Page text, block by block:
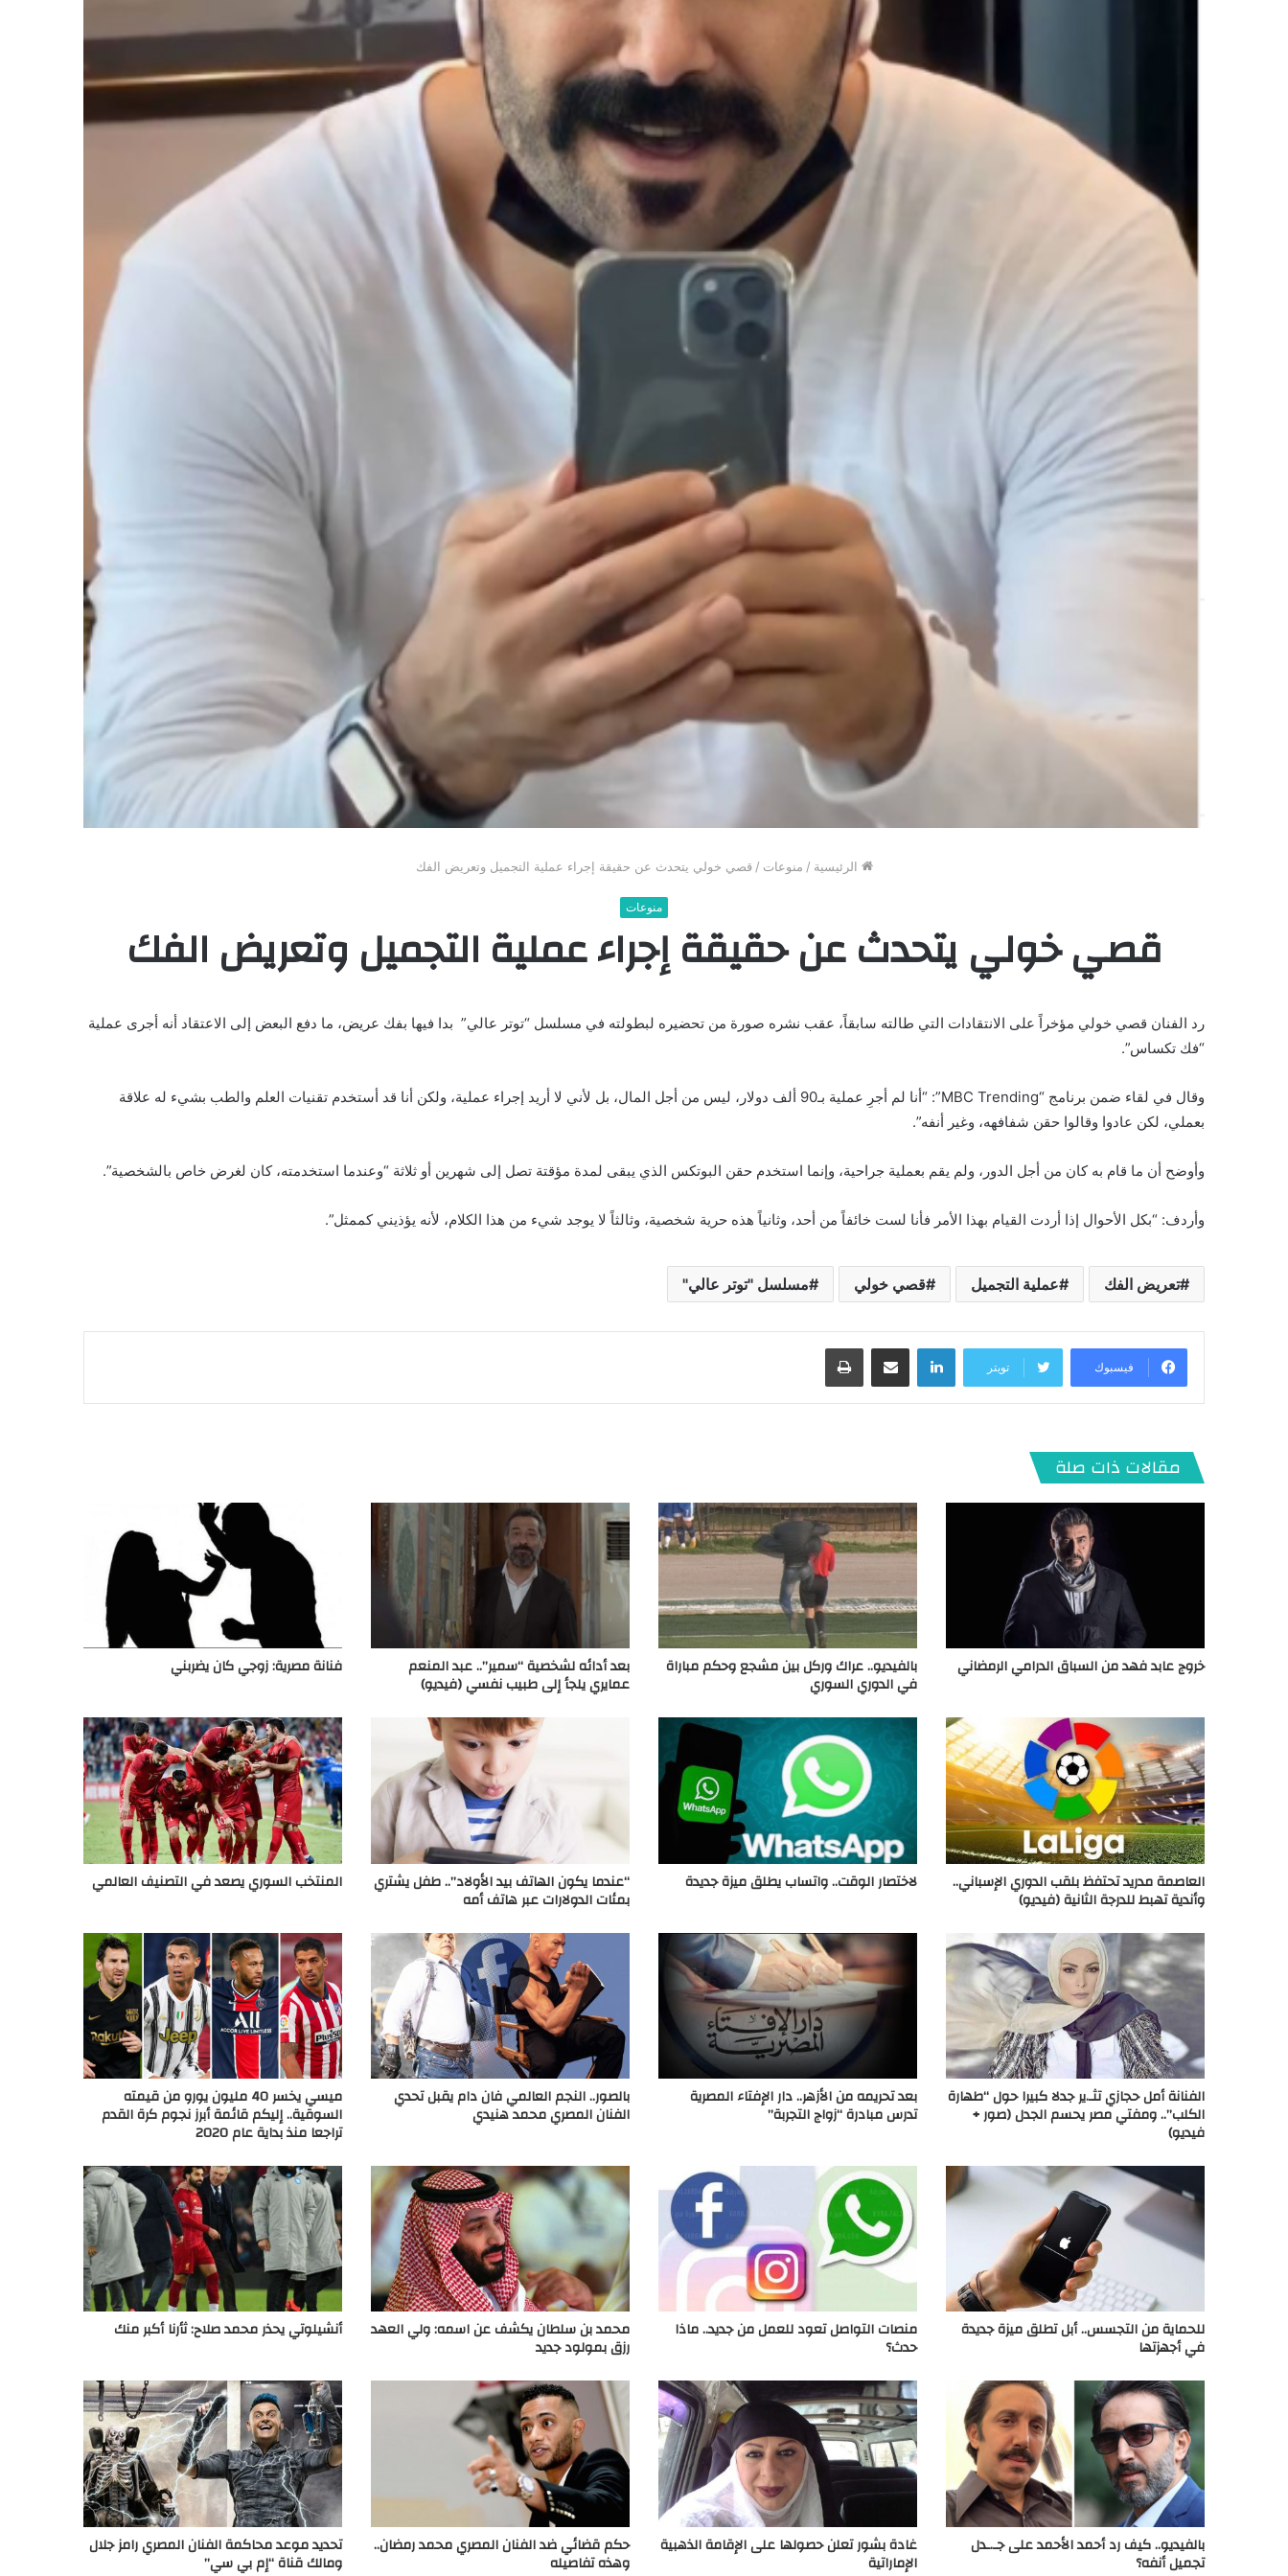
الرئيسية / منوعات / قصي خولي يتحدث عن حقيقة إجراء عملية التجميل وتعريض الفك
منوعات
قصي خولي يتحدث عن حقيقة إجراء عملية التجميل وتعريض الفك
رد الفنان قصي خولي مؤخراً على الانتقادات التي طالته سابقاً، عقب نشره صورة من تحضيره لبطولته في مسلسل “توتر عالي” بدا فيها بفك عريض، ما دفع البعض إلى الاعتقاد أنه أجرى عملية
“فك تكساس”.
وقال في لقاء ضمن برنامج “MBC Trending”: “أنا لم أجرِ عملية بـ90 ألف دولار، ليس من أجل المال، بل لأني لا أريد إجراء عملية، ولكن أنا قد أستخدم تقنيات العلم والطب بشيء له علاقة
بعملي، لكن عادوا وقالوا حقن شفافهه، وغير أنفه”.
وأوضح أن ما قام به كان من أجل الدور، ولم يقم بعملية جراحية، وإنما استخدم حقن البوتكس الذي يبقى لمدة مؤقتة تصل إلى شهرين أو ثلاثة “وعندما استخدمته، كان لغرض خاص بالشخصية”.
وأردف: “بكل الأحوال إذا أردت القيام بهذا الأمر فأنا لست خائفاً من أحد، وثانياً هذه حرية شخصية، وثالثاً لا يوجد شيء من هذا الكلام، لأنه يؤذيني كممثل”.
تعريض الفك عملية التجميل قصي خولي مسلسل "توتر عالي"
فيسبوك تويتر
لينكدإن
مقالات ذات صلة
خروج عابد فهد من السباق الدرامي الرمضاني بالفيديو.. عراك وركل بين مشجع وحكم مباراة
في الدوري السوري
بعد أدائه لشخصية “سمير”.. عبد المنعم
عمايري يلجأ إلى طبيب نفسي (فيديو)
فنانة مصرية: زوجي كان يضربني
العاصمة مدريد تحتفظ بلقب الدوري الإسباني..
وأندية تهبط للدرجة الثانية (فيديو)
لاختصار الوقت.. واتساب يطلق ميزة جديدة “عندما يكون الهاتف بيد الأولاد”.. طفل يشتري
بمئات الدولارات عبر هاتف أمه
المنتخب السوري يصعد في التصنيف العالمي
الفنانة أمل حجازي تثـ.ير جدلا كبيرا حول “طهارة
الكلب”.. ومفتي مصر يحسم الجدل (صور +
فيديو)
بعد تحريمه من الأزهر.. دار الإفتاء المصرية
تدرس مبادرة “زواج التجربة”
بالصور.. النجم العالمي فان دام يقبل تحدي
الفنان المصري محمد هنيدي
ميسي يخسر 40 مليون يورو من قيمته
السوقية.. إليكم قائمة أبرز نجوم كرة القدم
تراجعا منذ بداية عام 2020
للحماية من التجسس.. أبل تطلق ميزة جديدة
في أجهزتها
منصات التواصل تعود للعمل من جديد.. ماذا
حدث؟
محمد بن سلطان يكشف عن اسمه: ولي العهد
رزق بمولود جديد
أنشيلوتي يحذر محمد صلاح: ثأرنا أكبر منك
بالفيديو.. كيف رد أحمد الأحمد على جـ.ـدل
تجميل أنفه؟
غادة بشور تعلن حصولها على الإقامة الذهبية
الإماراتية
حكم قضائي ضد الفنان المصري محمد رمضان..
وهذه تفاصيله
تحديد موعد محاكمة الفنان المصري رامز جلال
ومالك قناة “إم بي سي”